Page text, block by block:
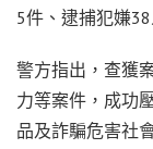
5件、逮捕犯嫌
警方指出，查獲
力等案件，成功
品及詐騙危害社